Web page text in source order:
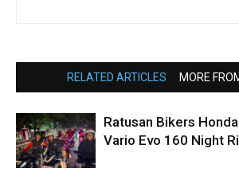
RELATED ARTICLES MORE
Ratusan Bikers
Vario Evo 160 Night